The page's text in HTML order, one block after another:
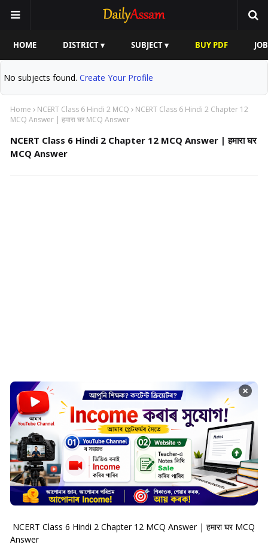
HOME DISTRICT ▾ SUBJECT ▾ BUY PDF
No subjects found. Create Your Profile
Home NCERT Class 6 Hindi 2 MCQ
NCERT Class 6 Hindi 2 Chapter 12
MCQ Answer | हमारा घर MCQ Answer
NCERT Class 6 Hindi 2 Chapter 12 MCQ Answer | हमारा घर
MCQ Answer
×
NCERT Class 6 Hindi 2 Chapter 12 MCQ Answer | हमारा घर MCQ
Answer